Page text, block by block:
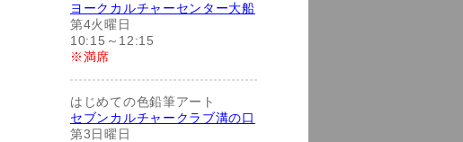
ヨークカルチャーセンター大船
第4火曜日
10:15～12:15
※満席
はじめての色鉛筆アート
セブンカルチャークラブ溝の口
第3日曜日